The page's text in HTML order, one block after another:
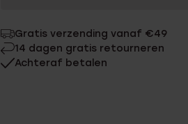
Gratis verzending vanaf €49
14 dagen gratis retourneren
Achteraf betalen